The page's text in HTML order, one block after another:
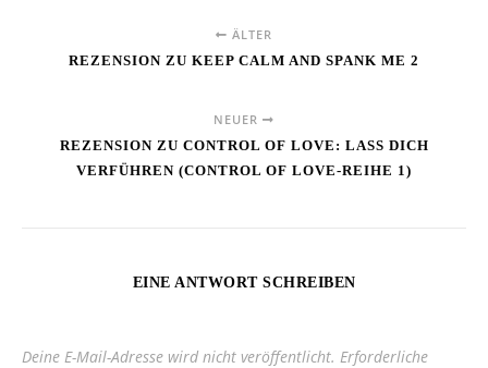
ÄLTER
REZENSION ZU KEEP CALM AND SPANK ME 2
NEUER
REZENSION ZU CONTROL OF LOVE: LASS DICH
VERFÜHREN (CONTROL OF LOVE-REIHE 1)
EINE ANTWORT SCHREIBEN
Deine E-Mail-Adresse wird nicht veröffentlicht. Erforderliche